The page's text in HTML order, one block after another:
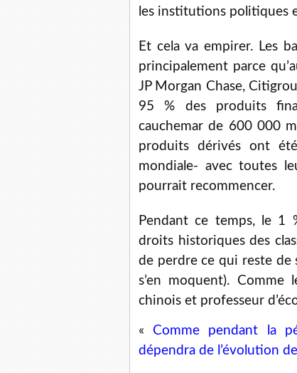
les institutions politiques
Et cela va empirer. Les
principalement parce
JP Morgan Chase,
95 % des produits
cauchemar de 600 000
produits dérivés ont
mondiale- avec toutes
pourrait recommencer.
Pendant ce temps, le 1
droits historiques des
de perdre ce qui reste de
s’en moquent).
chinois et professeur
« Comme pendant la
dépendra de l’évolution